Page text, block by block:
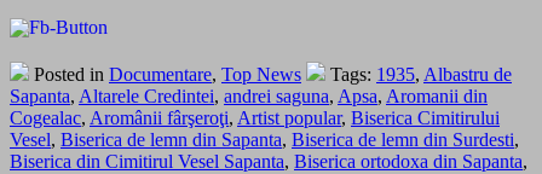
Posted in Documentare, Top News Tags: 1935, Albastru de
Sapanta, Altarele Credintei, andrei saguna, Apsa, Aromanii din
Cogealac, Aromânii fârşeroţi, Artist popular, Biserica Cimitirului
Vesel, Biserica de lemn din Sapanta, Biserica de lemn din Surdesti,
Biserica din Cimitirul Vesel Sapanta, Biserica ortodoxa din Sapanta,